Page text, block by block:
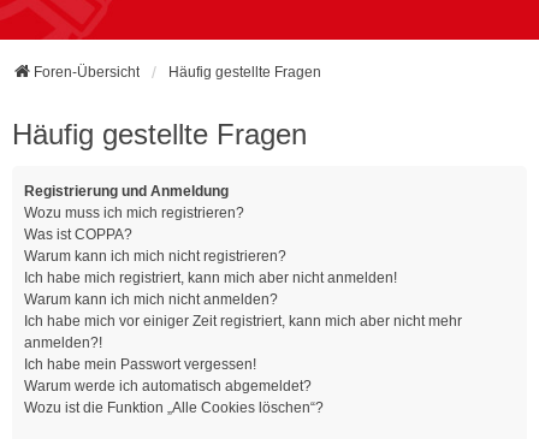
Foren-Übersicht Häufig gestellte Fragen
Häufig gestellte Fragen
Registrierung und Anmeldung
Wozu muss ich mich registrieren?
Was ist COPPA?
Warum kann ich mich nicht registrieren?
Ich habe mich registriert, kann mich aber nicht anmelden!
Warum kann ich mich nicht anmelden?
Ich habe mich vor einiger Zeit registriert, kann mich aber nicht mehr
anmelden?!
Ich habe mein Passwort vergessen!
Warum werde ich automatisch abgemeldet?
Wozu ist die Funktion „Alle Cookies löschen“?